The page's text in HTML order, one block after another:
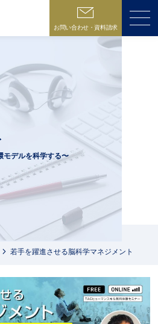
お問い合わせ・資料請求
モデルを科学する〜
若手を躍進させる脳科学マネジメント